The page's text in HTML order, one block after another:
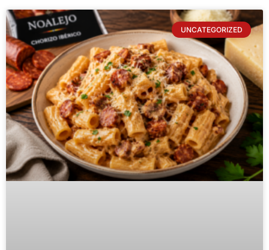
UNCATEGORIZED